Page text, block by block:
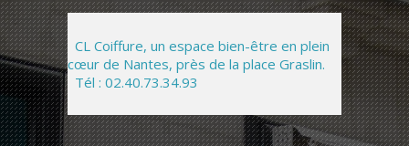
CL Coiffure, un espace bien-être en plein
cœur de Nantes, près de la place Graslin.
Tél : 02.40.73.34.93